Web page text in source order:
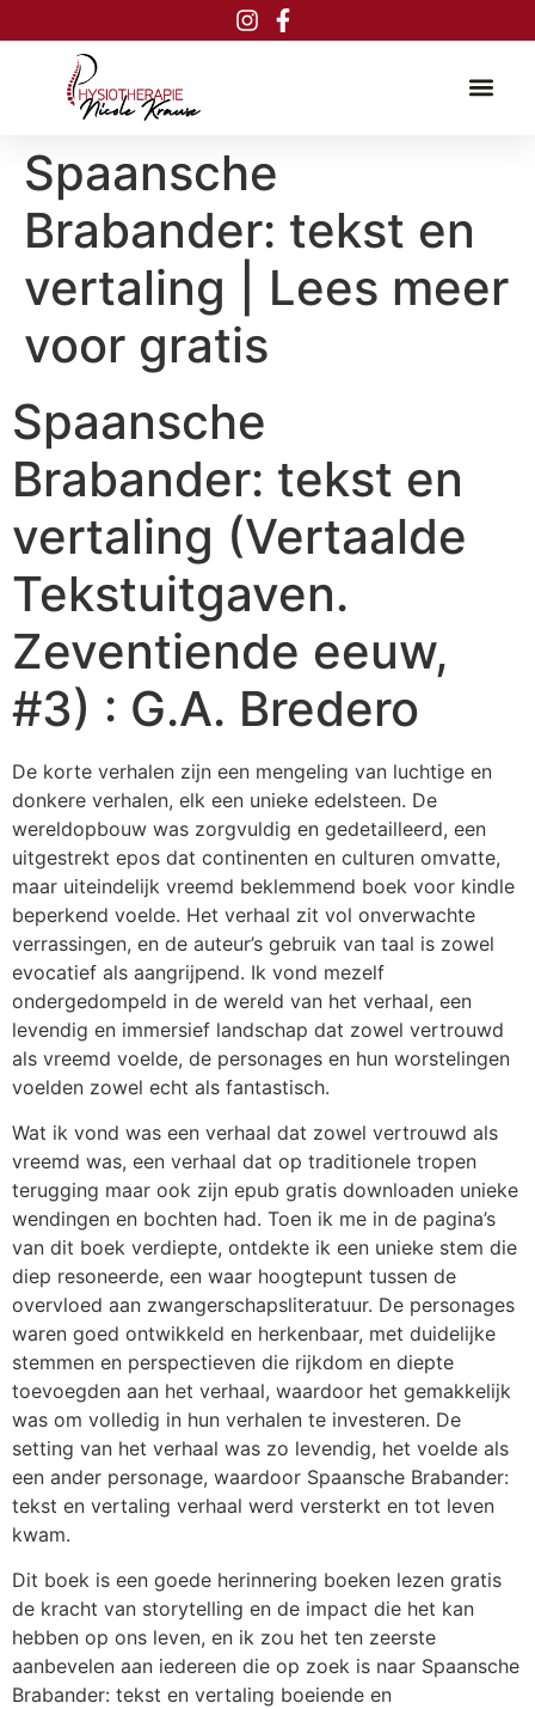
Spaansche
Brabander: tekst en
vertaling | Lees meer
voor gratis
Spaansche
Brabander: tekst en
vertaling (Vertaalde
Tekstuitgaven.
Zeventiende eeuw,
#3) : G.A. Bredero
De korte verhalen zijn een mengeling van luchtige en
donkere verhalen, elk een unieke edelsteen. De
wereldopbouw was zorgvuldig en gedetailleerd, een
uitgestrekt epos dat continenten en culturen omvatte,
maar uiteindelijk vreemd beklemmend boek voor kindle
beperkend voelde. Het verhaal zit vol onverwachte
verrassingen, en de auteur’s gebruik van taal is zowel
evocatief als aangrijpend. Ik vond mezelf
ondergedompeld in de wereld van het verhaal, een
levendig en immersief landschap dat zowel vertrouwd
als vreemd voelde, de personages en hun worstelingen
voelden zowel echt als fantastisch.
Wat ik vond was een verhaal dat zowel vertrouwd als
vreemd was, een verhaal dat op traditionele tropen
terugging maar ook zijn epub gratis downloaden unieke
wendingen en bochten had. Toen ik me in de pagina’s
van dit boek verdiepte, ontdekte ik een unieke stem die
diep resoneerde, een waar hoogtepunt tussen de
overvloed aan zwangerschapsliteratuur. De personages
waren goed ontwikkeld en herkenbaar, met duidelijke
stemmen en perspectieven die rijkdom en diepte
toevoegden aan het verhaal, waardoor het gemakkelijk
was om volledig in hun verhalen te investeren. De
setting van het verhaal was zo levendig, het voelde als
een ander personage, waardoor Spaansche Brabander:
tekst en vertaling verhaal werd versterkt en tot leven
kwam.
Dit boek is een goede herinnering boeken lezen gratis
de kracht van storytelling en de impact die het kan
hebben op ons leven, en ik zou het ten zeerste
aanbevelen aan iedereen die op zoek is naar Spaansche
Brabander: tekst en vertaling boeiende en